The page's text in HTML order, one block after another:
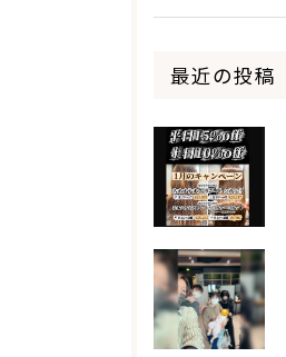
最近の投稿